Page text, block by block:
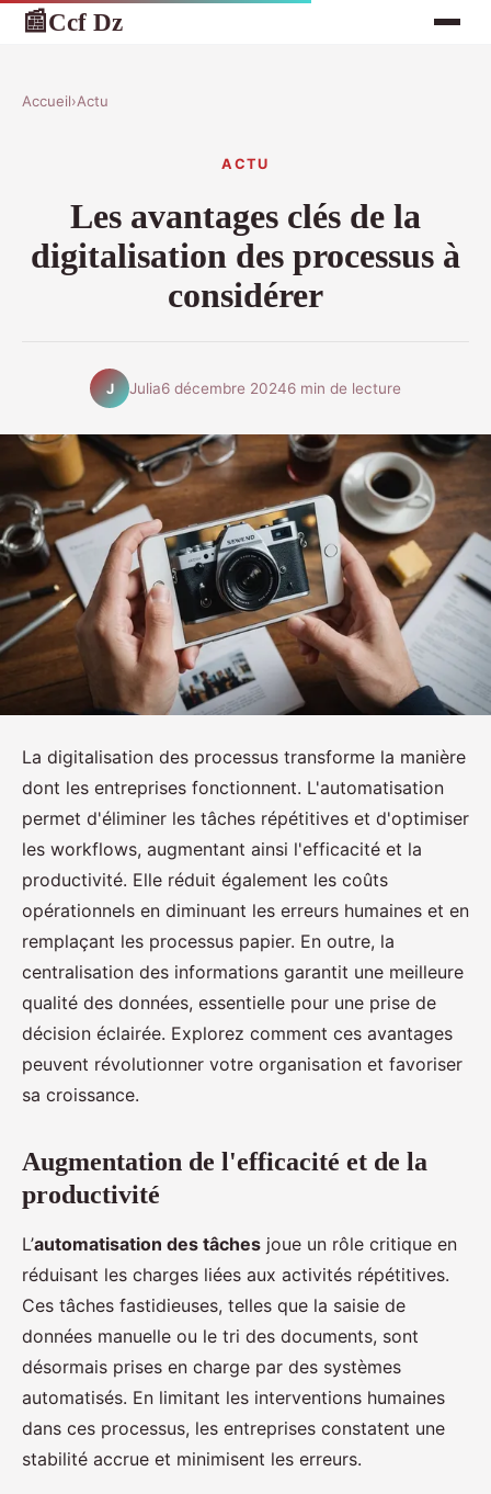
📰Ccf Dz
Accueil›Actu
ACTU
Les avantages clés de la
digitalisation des processus à
considérer
J Julia6 décembre 20246 min de lecture
La digitalisation des processus transforme la manière
dont les entreprises fonctionnent. L'automatisation
permet d'éliminer les tâches répétitives et d'optimiser
les workflows, augmentant ainsi l'efficacité et la
productivité. Elle réduit également les coûts
opérationnels en diminuant les erreurs humaines et en
remplaçant les processus papier. En outre, la
centralisation des informations garantit une meilleure
qualité des données, essentielle pour une prise de
décision éclairée. Explorez comment ces avantages
peuvent révolutionner votre organisation et favoriser
sa croissance.
Augmentation de l'efficacité et de la
productivité
L’automatisation des tâches joue un rôle critique en
réduisant les charges liées aux activités répétitives.
Ces tâches fastidieuses, telles que la saisie de
données manuelle ou le tri des documents, sont
désormais prises en charge par des systèmes
automatisés. En limitant les interventions humaines
dans ces processus, les entreprises constatent une
stabilité accrue et minimisent les erreurs.